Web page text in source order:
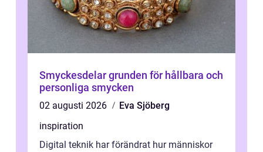
Smyckesdelar grunden för hållbara och
personliga smycken
02 augusti 2026
Eva Sjöberg
inspiration
Digital teknik har förändrat hur människor